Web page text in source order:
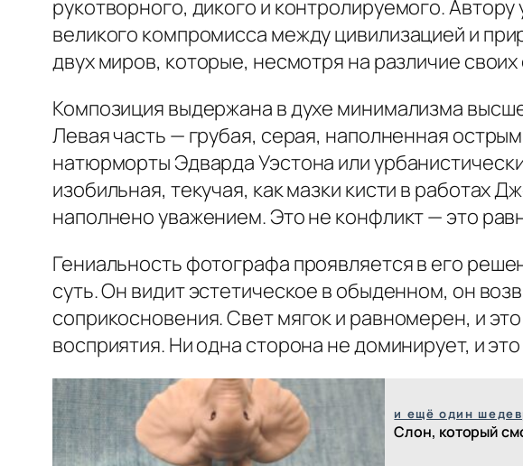
рукотворного, дикого и контролируемого.
великого компромисса между цивилизацией и
двух миров, которые, несмотря на различие
Композиция выдержана в духе минимализма
Левая часть — грубая, серая, наполненная
натюрморты Эдварда Уэстона или
изобильная, текучая, как мазки кисти в работах
наполнено уважением. Это не конфликт — это
Гениальность фотографа проявляется в его
суть. Он видит эстетическое в обыденном, он
соприкосновения. Свет мягок и равномерен, и
восприятия. Ни одна сторона не доминирует, и
и ещё один
Слон, который